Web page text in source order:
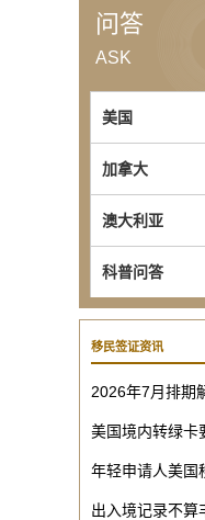
问答
ASK
美国
加拿大
澳大利亚
科普问答
移民签证资讯
2026年7月排期
美国境内转绿卡
年轻申请人美国
出入境记录不算